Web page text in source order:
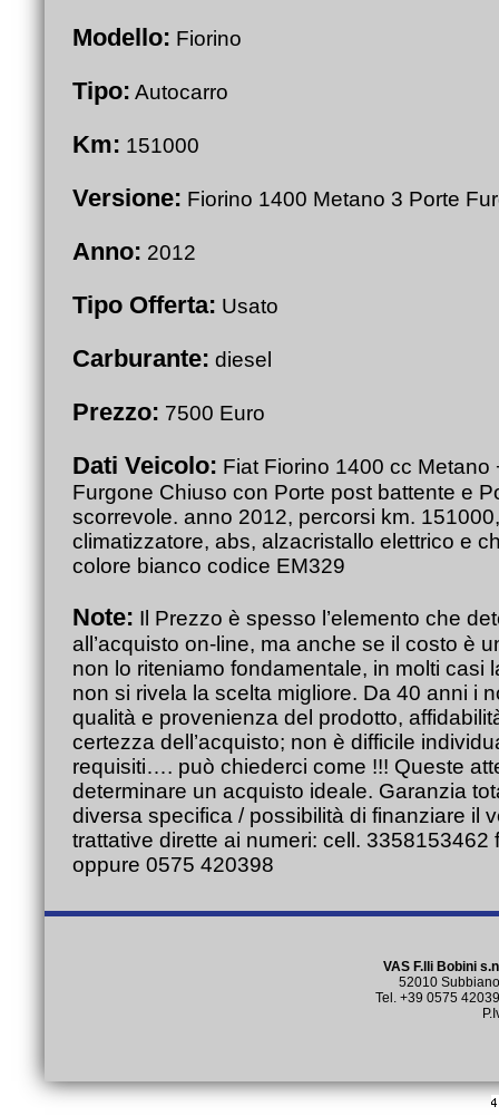
Modello: Fiorino
Tipo: Autocarro
Km: 151000
Versione: Fiorino 1400 Metano 3 Porte
Anno: 2012
Tipo Offerta: Usato
Carburante: diesel
Prezzo: 7500 Euro
Dati Veicolo: Fiat Fiorino 1400 cc Metano
Furgone Chiuso con Porte post battente e
scorrevole. anno 2012, percorsi km.
climatizzatore, abs, alzacristallo elettrico e
colore bianco codice EM329
Note: Il Prezzo è spesso l’elemento che
all’acquisto on-line, ma anche se il costo è
non lo riteniamo fondamentale, in molti casi
non si rivela la scelta migliore. Da 40 anni i
qualità e provenienza del prodotto,
certezza dell’acquisto; non è difficile
requisiti…. può chiederci come !!! Queste
determinare un acquisto ideale. Garanzia
diversa specifica / possibilità di finanziare il
trattative dirette ai numeri: cell.
oppure 0575 420398
VAS F.lli Bobini
52010
Tel. +39 0575